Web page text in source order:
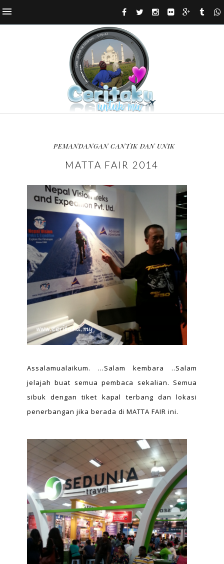
PEMANDANGAN CANTIK DAN UNIK
MATTA FAIR 2014
Assalamualaikum. ...Salam kembara ..Salam
jelajah buat semua pembaca sekalian. Semua
sibuk dengan tiket kapal terbang dan lokasi
penerbangan jika berada di MATTA FAIR ini.